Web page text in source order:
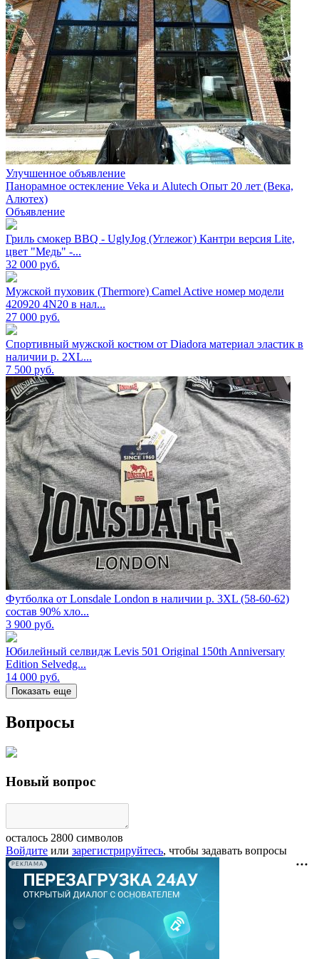
Улучшенное объявление
Панорамное остекление Veka и Alutech Опыт 20 лет (Века,
Алютех)
Объявление
Гриль смокер BBQ - UglyJog (Углежог) Кантри версия Lite,
цвет "Медь" -...
32 000 руб.
Мужской пуховик (Thermore) Camel Active номер модели
420920 4N20 в нал...
27 000 руб.
Спортивный мужской костюм от Diadora материал эластик в
наличии р. 2XL...
7 500 руб.
Футболка от Lonsdale London в наличии р. 3XL (58-60-62)
состав 90% хло...
3 900 руб.
Юбилейный селвидж Levis 501 Original 150th Anniversary
Edition Selvedg...
14 000 руб.
Показать еще
Вопросы
Новый вопрос
осталось 2800 символов
Войдите или зарегистрируйтесь, чтобы задавать вопросы
РЕКЛАМА